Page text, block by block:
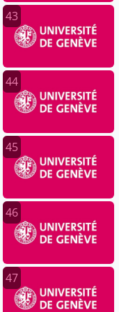
43
44
45
46
47